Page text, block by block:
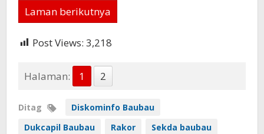
Laman berikutnya
Post Views: 3,218
Halaman: 1 2
Ditag
Diskominfo Baubau
Dukcapil Baubau
Rakor Sekda baubau